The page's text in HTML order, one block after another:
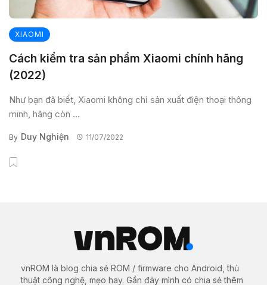
XIAOMI
Cách kiểm tra sản phẩm Xiaomi chính hãng
(2022)
Như bạn đã biết, Xiaomi không chỉ sản xuất điện thoại thông
minh, hãng còn ...
By Duy Nghiện 11/07/2022
vnROM là blog chia sẻ ROM / firmware cho Android, thủ
thuật công nghệ, mẹo hay. Gần đây mình có chia sẻ thêm